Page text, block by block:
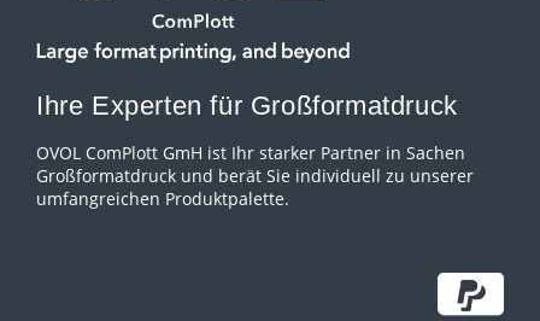
Ihre Experten für Großformatdruck
OVOL ComPlott GmH ist Ihr starker Partner in Sachen
Großformatdruck und berät Sie individuell zu unserer
umfangreichen Produktpalette.